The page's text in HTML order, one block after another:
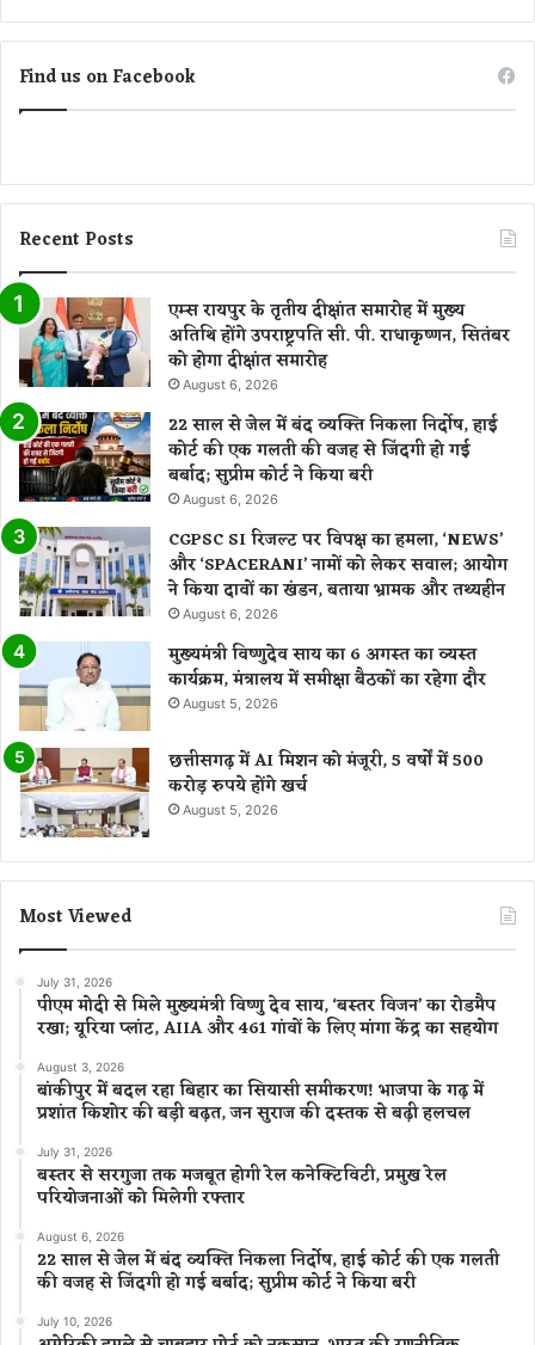
Find us on Facebook
Recent Posts
एम्स रायपुर के तृतीय दीक्षांत समारोह में मुख्य
अतिथि होंगे उपराष्ट्रपति सी. पी. राधाकृष्णन, सितंबर
को होगा दीक्षांत समारोह
August 6, 2026
22 साल से जेल में बंद व्यक्ति निकला निर्दोष, हाई
कोर्ट की एक गलती की वजह से जिंदगी हो गई
बर्बाद; सुप्रीम कोर्ट ने किया बरी
August 6, 2026
CGPSC SI रिजल्ट पर विपक्ष का हमला, ‘NEWS’
और ‘SPACERANI’ नामों को लेकर सवाल; आयोग
ने किया दावों का खंडन, बताया भ्रामक और तथ्यहीन
August 6, 2026
मुख्यमंत्री विष्णुदेव साय का 6 अगस्त का व्यस्त
कार्यक्रम, मंत्रालय में समीक्षा बैठकों का रहेगा दौर
August 5, 2026
छत्तीसगढ़ में AI मिशन को मंजूरी, 5 वर्षों में 500
करोड़ रुपये होंगे खर्च
August 5, 2026
Most Viewed
July 31, 2026
पीएम मोदी से मिले मुख्यमंत्री विष्णु देव साय, ‘बस्तर विजन’ का रोडमैप
रखा; यूरिया प्लांट, AIIA और 461 गांवों के लिए मांगा केंद्र का सहयोग
August 3, 2026
बांकीपुर में बदल रहा बिहार का सियासी समीकरण! भाजपा के गढ़ में
प्रशांत किशोर की बड़ी बढ़त, जन सुराज की दस्तक से बढ़ी हलचल
July 31, 2026
बस्तर से सरगुजा तक मजबूत होगी रेल कनेक्टिविटी, प्रमुख रेल
परियोजनाओं को मिलेगी रफ्तार
August 6, 2026
22 साल से जेल में बंद व्यक्ति निकला निर्दोष, हाई कोर्ट की एक गलती
की वजह से जिंदगी हो गई बर्बाद; सुप्रीम कोर्ट ने किया बरी
July 10, 2026